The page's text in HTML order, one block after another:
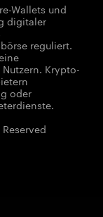
Wallets und
digitaler
reguliert.
Krypto-
oder